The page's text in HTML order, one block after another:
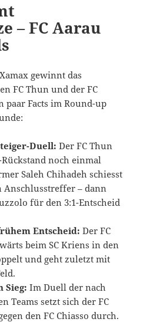
– FC Aarau
gewinnt das
FC Thun und der FC
paar Facts im Round-up
Duell:Der FC Thun
noch einmal
Saleh Chihadeh schiesst
Anschlusstreffer – dann
für den 3:1-Entscheid
Entscheid: Der FC
beim SC Kriens in den
und geht zuletzt mit
Sieg: Im Duell der nach
Teams setzt sich der FC
den FC Chiasso durch.